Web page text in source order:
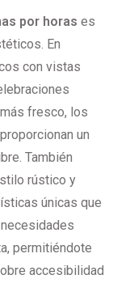
por horas es
En
con vistas
fresco, los
un
También
rústico y
únicas que
permitiéndote
accesibilidad